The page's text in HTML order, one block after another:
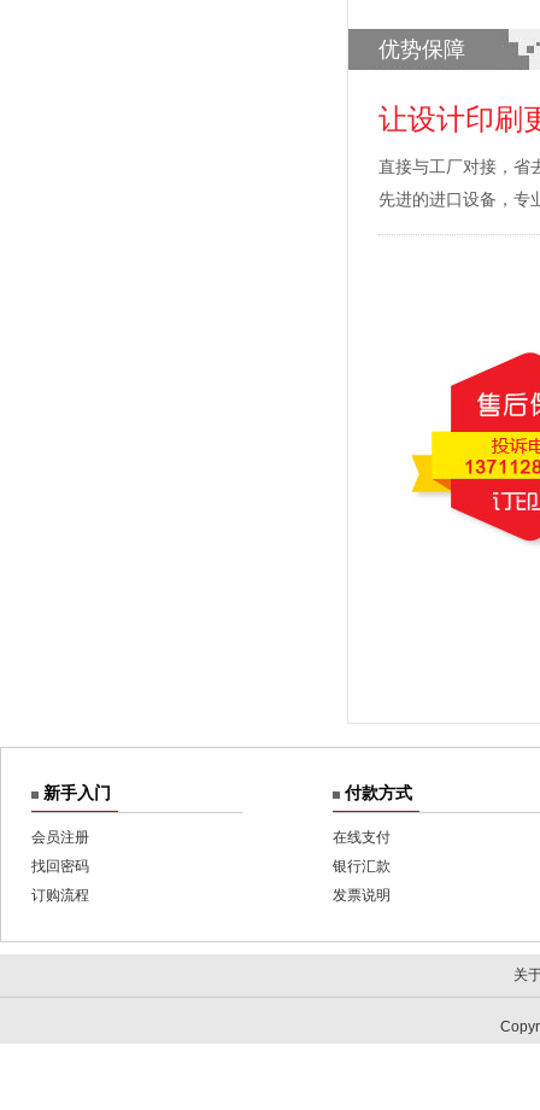
优势保障
让设计印刷
直接与工厂对接，省
先进的进口设备，专
新手入门
会员注册
找回密码
订购流程
付款方式
在线支付
银行汇款
发票说明
关